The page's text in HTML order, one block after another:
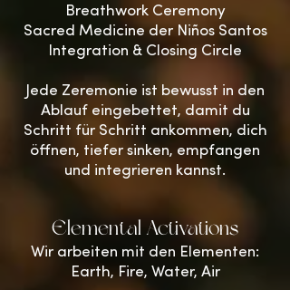
Breathwork Ceremony
Sacred Medicine der Niños Santos
Integration & Closing Circle
Jede Zeremonie ist bewusst in den
Ablauf eingebettet, damit du
Schritt für Schritt ankommen, dich
öffnen, tiefer sinken, empfangen
und integrieren kannst.
Elemental Activations
Wir arbeiten mit den Elementen:
Earth, Fire, Water, Air